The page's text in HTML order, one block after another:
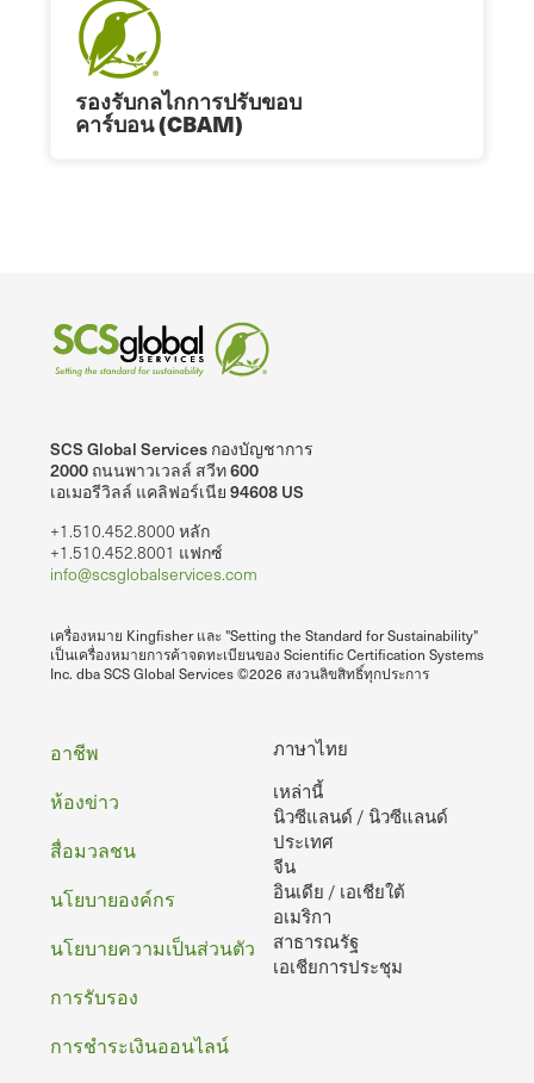
รองรับกลไกการปรับขอบ
คาร์บอน (CBAM)
SCS Global Services กองบัญชาการ
2000 ถนนพาวเวลล์ สวีท 600
เอเมอรีวิลล์ แคลิฟอร์เนีย 94608 US
+1.510.452.8000 หลัก
+1.510.452.8001 แฟกซ์
info@scsglobalservices.com
เครื่องหมาย Kingfisher และ "Setting the Standard for Sustainability"
เป็นเครื่องหมายการค้าจดทะเบียนของ Scientific Certification Systems
Inc. dba SCS Global Services ©2026 สงวนลิขสิทธิ์ทุกประการ
ภาษาไทย
เหล่านี้
นิวซีแลนด์ / นิวซีแลนด์
ประเทศ
จีน
อินเดีย / เอเชียใต้
อเมริกา
สาธารณรัฐ
เอเชียการประชุม
ท้าย
กระดาษ
อาชีพ
ห้องข่าว
สื่อมวลชน
นโยบายองค์กร
นโยบายความเป็นส่วนตัว
การรับรอง
การชําระเงินออนไลน์